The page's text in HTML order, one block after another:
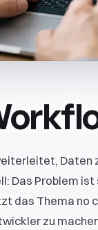
Das Problem
das Thema no
zu